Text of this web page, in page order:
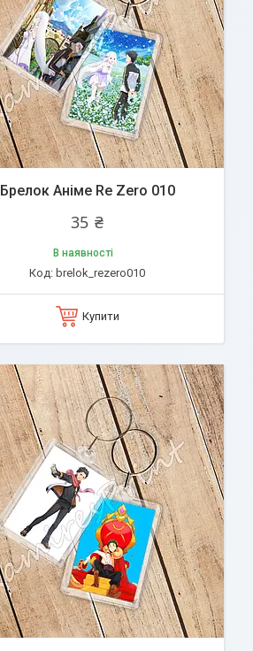
Брелок Аніме Re Zero 010
35 ₴
В наявності
brelok_rezero010
Купити